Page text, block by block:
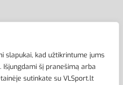
slapukai, kad užtikrintume jums
šį pranešimą arba
sutinkate su VLSport.lt